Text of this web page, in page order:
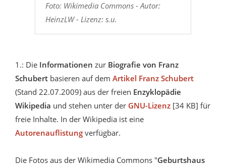
Foto: Wikimedia Commons - Autor:
HeinzLW - Lizenz: s.u.
1.: Die Informationen zur Biografie von Franz
Schubert basieren auf dem Artikel Franz Schubert
(Stand 22.07.2009) aus der freien Enzyklopädie
Wikipedia und stehen unter der GNU-Lizenz [34 KB] für
freie Inhalte. In der Wikipedia ist eine
Autorenauflistung verfügbar.
Die Fotos aus der Wikimedia Commons "Geburtshaus